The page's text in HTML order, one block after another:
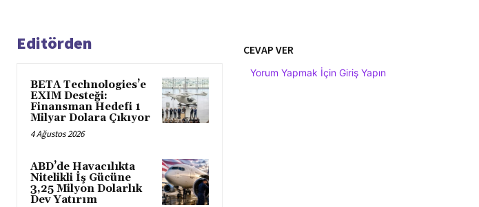
Editörden
BETA Technologies’e
EXIM Desteği:
Finansman Hedefi 1
Milyar Dolara Çıkıyor
4 Ağustos 2026
ABD’de Havacılıkta
Nitelikli İş Gücüne
3,25 Milyon Dolarlık
Dev Yatırım
CEVAP VER
Yorum Yapmak İçin Giriş Yapın